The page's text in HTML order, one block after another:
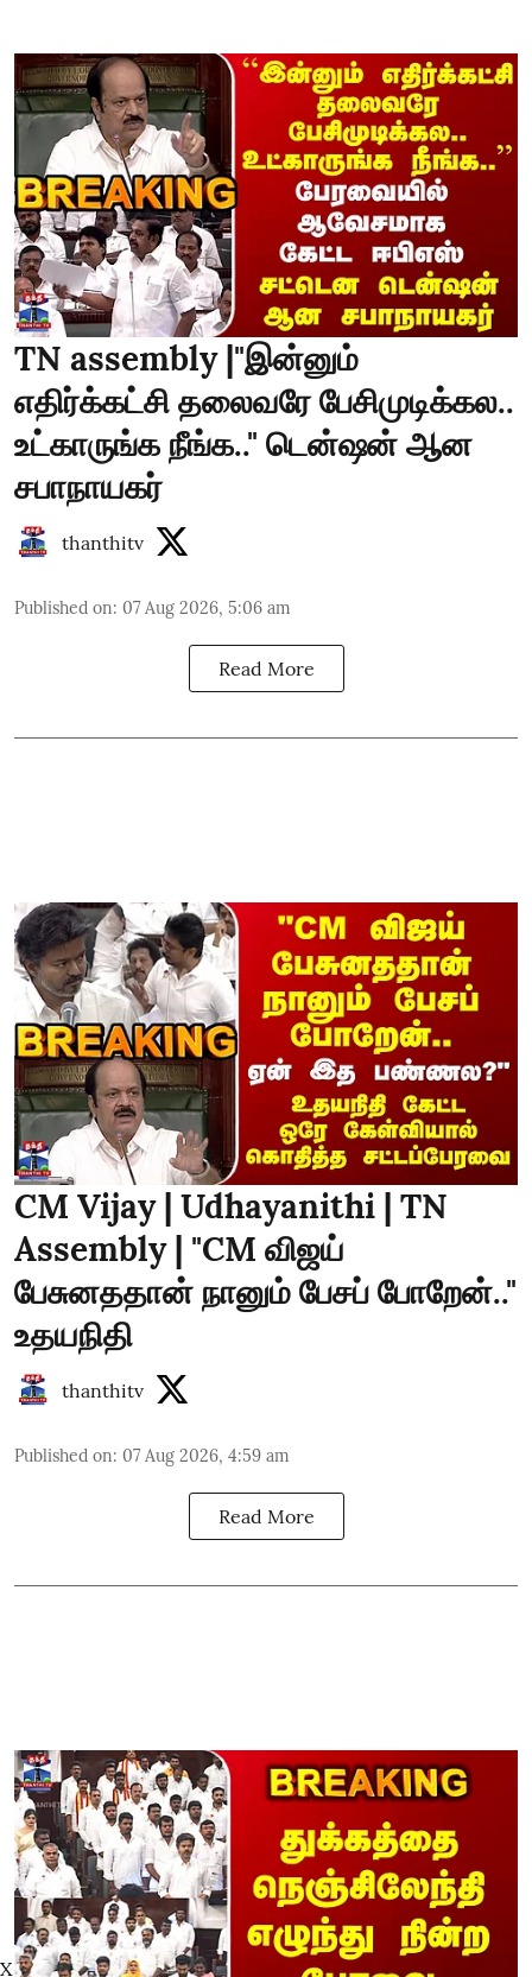
TN assembly |"இன்னும்
எதிர்க்கட்சி தலைவரே பேசிமுடிக்கல..
உட்காருங்க நீங்க.." டென்ஷன் ஆன
சபாநாயகர்
thanthitv
Published on: 07 Aug 2026, 5:06 am
Read More
CM Vijay | Udhayanithi | TN
Assembly | "CM விஜய்
பேசுனததான் நானும் பேசப் போறேன்.."
உதயநிதி
thanthitv
Published on: 07 Aug 2026, 4:59 am
Read More
X